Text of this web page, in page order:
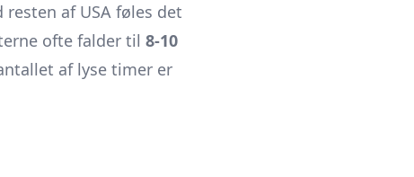
af USA føles det
ofte falder til 8-10
af lyse timer er